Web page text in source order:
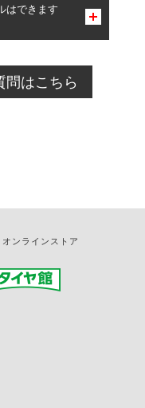
。
り、同時にご予約が
はできます
いる場合のご予約
ご予約の店舗まで
問はこちら
ンラインストア